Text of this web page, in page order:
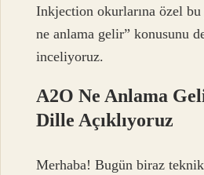
Inkjection okurlarına özel bu
ne anlama gelir” konusunu
inceliyoruz.
A2O Ne Anlama
Dille Açıklıyoruz
Merhaba! Bugün biraz teknik